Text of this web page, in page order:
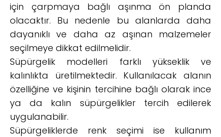
için çarpmaya bağlı aşınma ön planda
olacaktır. Bu nedenle bu alanlarda daha
dayanıklı ve daha az aşınan malzemeler
seçilmeye dikkat edilmelidir.
Süpürgelik modelleri farklı yükseklik ve
kalınlıkta üretilmektedir. Kullanılacak alanın
özelliğine ve kişinin tercihine bağlı olarak ince
ya da kalın süpürgelikler tercih edilerek
uygulanabilir.
Süpürgeliklerde renk seçimi ise kullanım